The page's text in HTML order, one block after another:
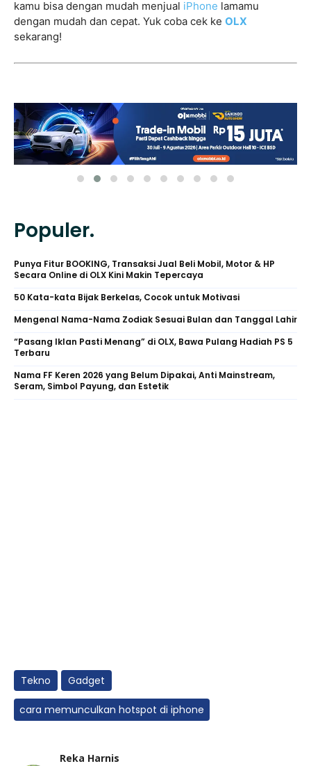
kamu bisa dengan mudah menjual iPhone lamamu
dengan mudah dan cepat. Yuk coba cek ke OLX
sekarang!
Populer.
Punya Fitur BOOKING, Transaksi Jual Beli Mobil, Motor & HP
Secara Online di OLX Kini Makin Tepercaya
50 Kata-kata Bijak Berkelas, Cocok untuk Motivasi
Mengenal Nama-Nama Zodiak Sesuai Bulan dan Tanggal Lahir
“Pasang Iklan Pasti Menang” di OLX, Bawa Pulang Hadiah PS 5
Terbaru
Nama FF Keren 2026 yang Belum Dipakai, Anti Mainstream,
Seram, Simbol Payung, dan Estetik
Tekno Gadget
cara memunculkan hotspot di iphone
Reka Harnis